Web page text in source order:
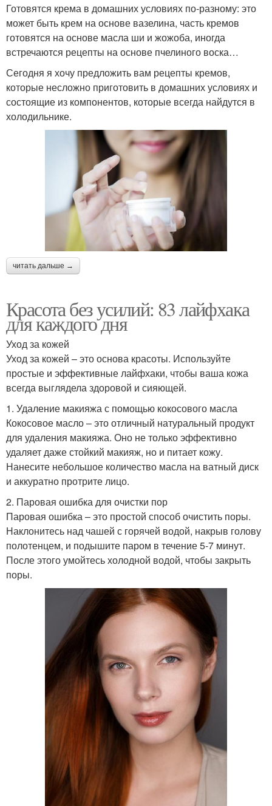
Готовятся крема в домашних условиях по-разному: это
может быть крем на основе вазелина, часть кремов
готовятся на основе масла ши и жожоба, иногда
встречаются рецепты на основе пчелиного воска…
Сегодня я хочу предложить вам рецепты кремов,
которые несложно приготовить в домашних условиях и
состоящие из компонентов, которые всегда найдутся в
холодильнике.
читать дальше →
Красота без усилий: 83 лайфхака
для каждого дня
Уход за кожей
Уход за кожей – это основа красоты. Используйте
простые и эффективные лайфхаки, чтобы ваша кожа
всегда выглядела здоровой и сияющей.
1. Удаление макияжа с помощью кокосового масла
Кокосовое масло – это отличный натуральный продукт
для удаления макияжа. Оно не только эффективно
удаляет даже стойкий макияж, но и питает кожу.
Нанесите небольшое количество масла на ватный диск
и аккуратно протрите лицо.
2. Паровая ошибка для очистки пор
Паровая ошибка – это простой способ очистить поры.
Наклонитесь над чашей с горячей водой, накрыв голову
полотенцем, и подышите паром в течение 5-7 минут.
После этого умойтесь холодной водой, чтобы закрыть
поры.